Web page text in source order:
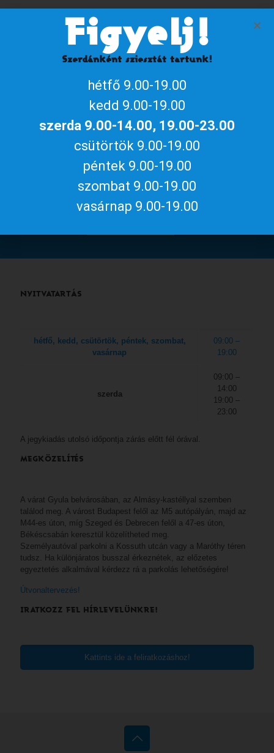
Naptárhoz adom
iCalendar / Outlook Google naptár
Aktuális gyulai programokért, irány
NYITVATARTÁS
hétfő, kedd, csütörtök, péntek, szombat,
vasárnap
09:00 –
19:00
szerda
09:00 –
14:00
19:00 –
23:00
A jegykiadás utolsó időpontja zárás előtt fél órával.
MEGKÖZELÍTÉS
A várat Gyula belvárosában, az Almásy-kastéllyal szemben
találod meg. A várost Budapest felől az M5 autópályán, majd az
M44-es úton, míg Szeged és Debrecen felől a 47-es úton,
Békéscsabán keresztül közelítheted meg.
Személyautóval parkolni a Kossuth utcán vagy a Maróthy téren
tudsz. Ha különjáratos busszal érkeznétek, az előzetes
egyeztetés alkalmával kérdezz rá a parkolás lehetőségére!
Útvonaltervezés!
IRATKOZZ FEL HÍRLEVELÜNKRE!
Kattints ide a feliratkozáshoz!
Figyelj!
Szerdánként sziesztát tartunk!
hétfő 9.00-19.00
kedd 9.00-19.00
szerda 9.00-14.00, 19.00-23.00
csütörtök 9.00-19.00
péntek 9.00-19.00
szombat 9.00-19.00
vasárnap 9.00-19.00